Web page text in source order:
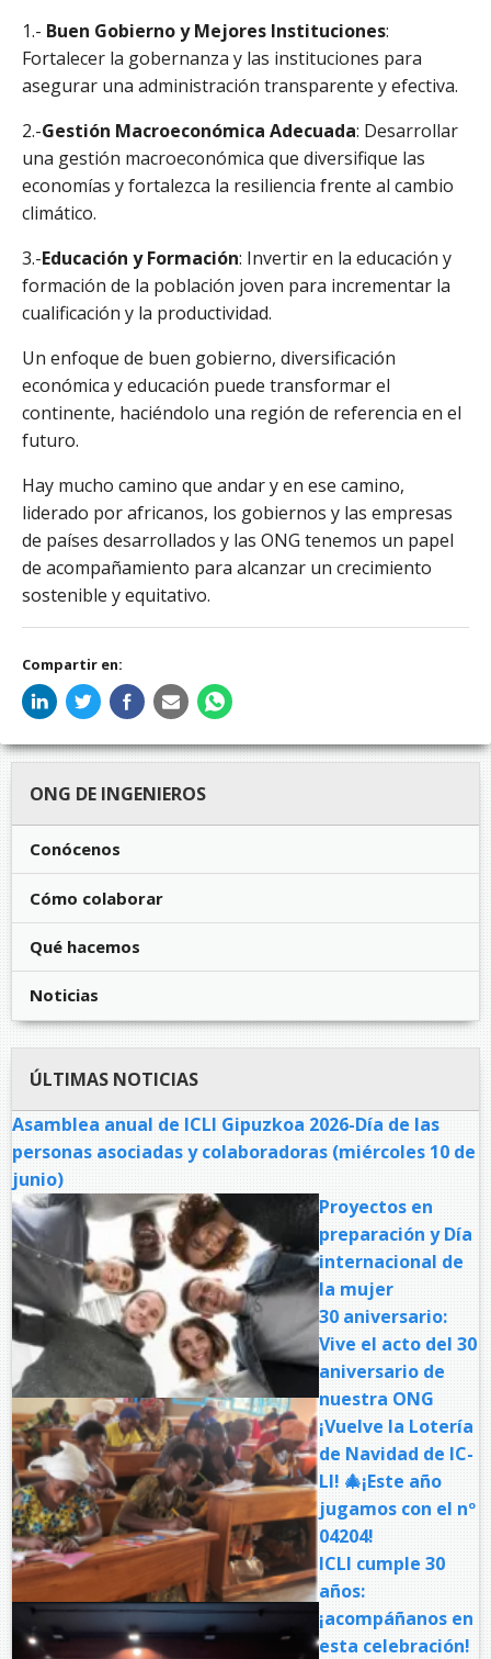
1.- Buen Gobierno y Mejores Instituciones:
Fortalecer la gobernanza y las instituciones para
asegurar una administración transparente y efectiva.
2.-Gestión Macroeconómica Adecuada: Desarrollar
una gestión macroeconómica que diversifique las
economías y fortalezca la resiliencia frente al cambio
climático.
3.-Educación y Formación: Invertir en la educación y
formación de la población joven para incrementar la
cualificación y la productividad.
Un enfoque de buen gobierno, diversificación
económica y educación puede transformar el
continente, haciéndolo una región de referencia en el
futuro.
Hay mucho camino que andar y en ese camino,
liderado por africanos, los gobiernos y las empresas
de países desarrollados y las ONG tenemos un papel
de acompañamiento para alcanzar un crecimiento
sostenible y equitativo.
Compartir en:
ONG DE INGENIEROS
Conócenos
Cómo colaborar
Qué hacemos
Noticias
ÚLTIMAS NOTICIAS
Asamblea anual de ICLI Gipuzkoa 2026-Día de las
personas asociadas y colaboradoras (miércoles 10 de
junio)
Proyectos en
preparación y Día
internacional de
la mujer
30 aniversario:
Vive el acto del 30
aniversario de
nuestra ONG
¡Vuelve la Lotería
de Navidad de IC-
LI! 🎄¡Este año
jugamos con el nº
04204!
ICLI cumple 30
años:
¡acompáñanos en
esta celebración!